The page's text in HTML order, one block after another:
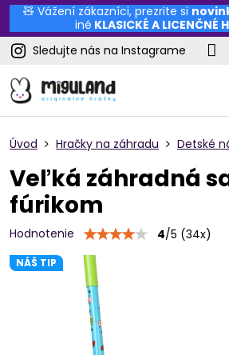
🧸 Vážení zákazníci, prezrite si
iné KLASICKÉ A LICENČNÉ
Sledujte nás na Instagrame
NÁŠ TIP
Úvod Hračky na záhradu Detské
Veľká záhradná
fúrikom
Hodnotenie 4/5 (34x)